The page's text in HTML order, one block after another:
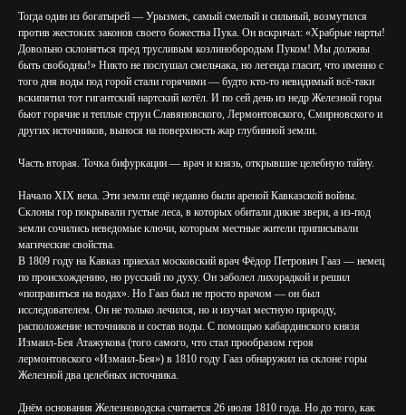
Тогда один из богатырей — Урызмек, самый смелый и сильный, возмутился
против жестоких законов своего божества Пука. Он вскричал: «Храбрые нарты!
Довольно склоняться пред трусливым козлинобородым Пуком! Мы должны
быть свободны!» Никто не послушал смельчака, но легенда гласит, что именно с
того дня воды под горой стали горячими — будто кто-то невидимый всё-таки
вскипятил тот гигантский нартский котёл. И по сей день из недр Железной горы
бьют горячие и теплые струи Славяновского, Лермонтовского, Смирновского и
других источников, вынося на поверхность жар глубинной земли.
Часть вторая. Точка бифуркации — врач и князь, открывшие целебную тайну.
Начало XIX века. Эти земли ещё недавно были ареной Кавказской войны.
Склоны гор покрывали густые леса, в которых обитали дикие звери, а из-под
земли сочились неведомые ключи, которым местные жители приписывали
магические свойства.
В 1809 году на Кавказ приехал московский врач Фёдор Петрович Гааз — немец
по происхождению, но русский по духу. Он заболел лихорадкой и решил
«поправиться на водах». Но Гааз был не просто врачом — он был
исследователем. Он не только лечился, но и изучал местную природу,
расположение источников и состав воды. С помощью кабардинского князя
Измаил-Бея Атажукова (того самого, что стал прообразом героя
лермонтовского «Измаил-Бея») в 1810 году Гааз обнаружил на склоне горы
Железной два целебных источника.
Днём основания Железноводска считается 26 июля 1810 года. Но до того, как